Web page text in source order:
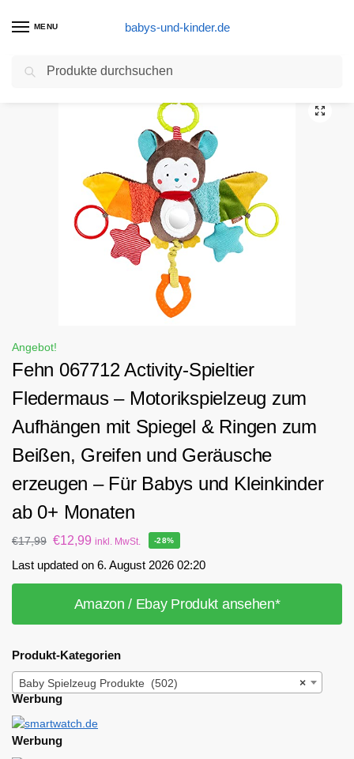
MENU babys-und-kinder.de
Start Baby Spielzeug Produkte / Fehn 067712 Activity-Spieltier Fledermaus – Motorikspielzeug zum Aufhängen mit Spiegel & Ringen zum Beißen, Greifen und Geräusche erzeugen – Für Babys und Kleinkinder ab 0+ Monaten
Angebot!
Fehn 067712 Activity-Spieltier
Fledermaus – Motorikspielzeug zum
Aufhängen mit Spiegel & Ringen zum
Beißen, Greifen und Geräusche
erzeugen – Für Babys und Kleinkinder
ab 0+ Monaten
€17,99 €12,99 inkl. MwSt. -28%
Last updated on 6. August 2026 02:20
Amazon / Ebay Produkt ansehen*
Produkt-Kategorien
×
Baby Spielzeug Produkte (502)
Werbung
Werbung